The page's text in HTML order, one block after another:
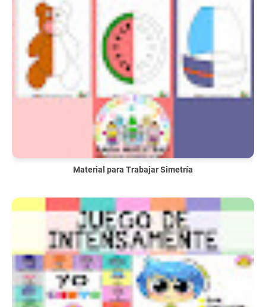
Material para Trabajar Simetría